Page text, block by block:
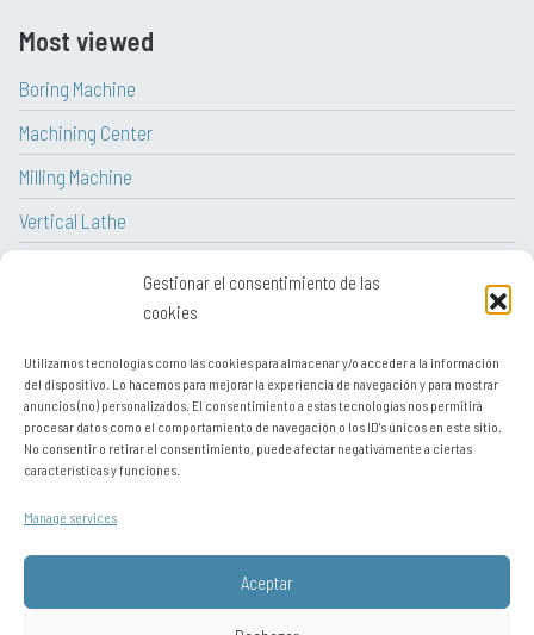
Gestionar el consentimiento de las
cookies
Utilizamos tecnologías como las cookies para almacenar y/o acceder a la información
del dispositivo. Lo hacemos para mejorar la experiencia de navegación y para mostrar
anuncios (no) personalizados. El consentimiento a estas tecnologías nos permitirá
procesar datos como el comportamiento de navegación o los ID's únicos en este sitio.
No consentir o retirar el consentimiento, puede afectar negativamente a ciertas
características y funciones.
Manage services
Aceptar
Most viewed
Boring Machine
Machining Center
Milling Machine
Vertical Lathe
Legal notice
Privacy policy